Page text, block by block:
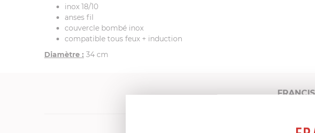
inox 18/10
anses fil
couvercle bombé inox
compatible tous feux + induction
Diamètre : 34 cm